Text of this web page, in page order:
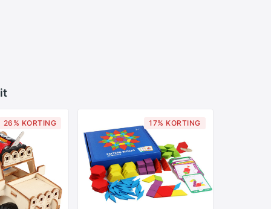
26% KORTING 17% KORTING